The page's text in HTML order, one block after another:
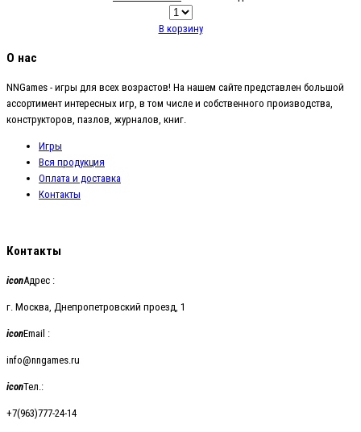
В корзину
О нас
NNGames - игры для всех возрастов! На нашем сайте представлен большой
ассортимент интересных игр, в том числе и собственного производства,
конструкторов, пазлов, журналов, книг.
Игры
Вся продукция
Оплата и доставка
Контакты
Контакты
iconАдрес :
г. Москва, Днепропетровский проезд, 1
iconEmail :
info@nngames.ru
iconТел.:
+7(963)777-24-14